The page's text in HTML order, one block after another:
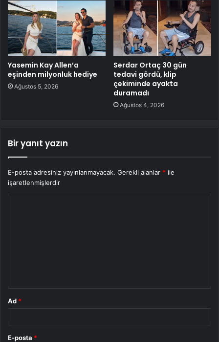
Yasemin Kay Allen’a
eşinden milyonluk hediye
Ağustos 5, 2026
Serdar Ortaç 30 gün
tedavi gördü, klip
çekiminde ayakta
duramadı
Ağustos 4, 2026
Bir yanıt yazın
E-posta adresiniz yayınlanmayacak. Gerekli alanlar * ile
işaretlenmişlerdir
Ad *
E-posta *